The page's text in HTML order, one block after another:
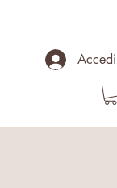
Accedi